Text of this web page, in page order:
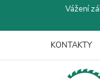
Vážení
KONTAKTY